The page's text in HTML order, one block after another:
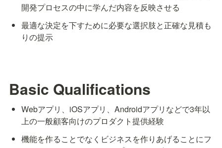
開発プロセスの中に学んだ内容を反映させる
最適な決定を下すために必要な選択肢と正確な見積も
りの提示
Basic Qualifications
Webアプリ、iOSアプリ、Androidアプリなどで3年以
上の一般顧客向けのプロダクト提供経験
機能を作ることでなくビジネスを作りあげることにフ